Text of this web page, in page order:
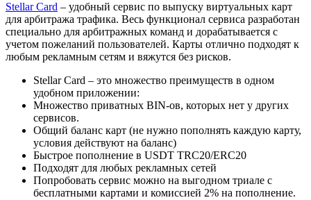
Stellar Card – удобный сервис по выпуску виртуальных карт
для арбитража трафика. Весь функционал сервиса разработан
специально для арбитражных команд и дорабатывается с
учетом пожеланий пользователей. Карты отлично подходят к
любым рекламным сетям и вяжутся без рисков.
Stellar Card – это множество преимуществ в одном
удобном приложении:
Множество приватных BIN-ов, которых нет у других
сервисов.
Общий баланс карт (не нужно пополнять каждую карту,
условия действуют на баланс)
Быстрое пополнение в USDT TRC20/ERC20
Подходят для любых рекламных сетей
Попробовать сервис можно на выгодном триале с
бесплатными картами и комиссией 2% на пополнение.